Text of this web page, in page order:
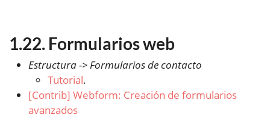
Formularios web
Estructura -> Formularios de contacto
Tutorial.
[Contrib] Webform: Creación de formularios
avanzados